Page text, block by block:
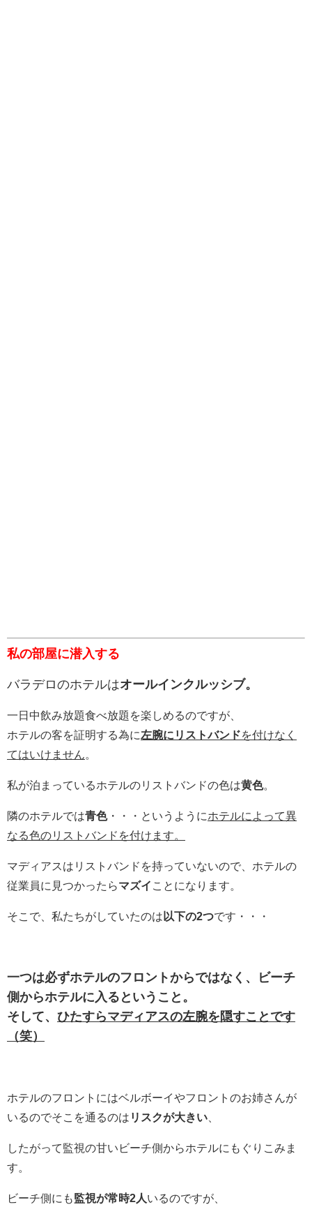
私の部屋に潜入する
バラデロのホテルはオールインクルッシブ。
一日中飲み放題食べ放題を楽しめるのですが、
ホテルの客を証明する為に左腕にリストバンドを付けなく
てはいけません
私が泊まっているホテルのリストバンドの色は黄色
隣のホテルでは青色 ・・・というようにホテルによって異
なる色のリストバンドを付けます。
マディアスはリストバンドを持っていないので、ホテルの
従業員に見つかったらマズイ ことになります。
そこで、私たちがしていたのは 以下の2つです・・・
一つは必ずホテルのフロントからではなく、ビーチ
側からホテルに入るということ。
そして、 ひたすらマディアスの左腕を隠すことです
（笑）
ホテルのフロントにはベルボーイやフロントのお姉さんが
いるのでそこを通るのは リスクが大きい
したがって監視の甘いビーチ側からホテルにもぐりこみま
す。
ビーチ側にも監視が常時2人 いるのですが、